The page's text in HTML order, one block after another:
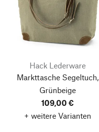
Hack Lederware
Markttasche Segeltuch,
Grünbeige
109,00 €
+ weitere Varianten